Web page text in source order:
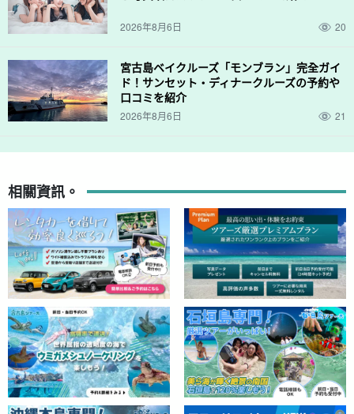
2026年8月6日 20
宮古島ベイクルーズ「モンブラン」完全ガイ
ド！サンセット・ディナークルーズの予約や
口コミを紹介
2026年8月6日 21
相關資訊。